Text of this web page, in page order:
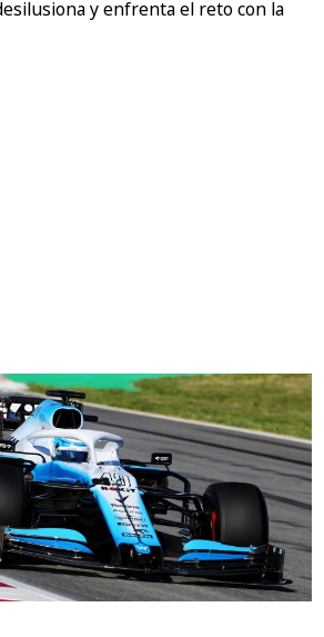
y enfrenta el reto con la